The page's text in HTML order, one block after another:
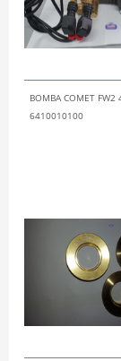
BOMBA COMET FW2
6410010100